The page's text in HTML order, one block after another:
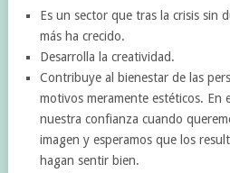
Es un sector que tras la crisis sin
más ha crecido.
Desarrolla la creatividad.
Contribuye al bienestar de las
motivos meramente estéticos. En
nuestra confianza cuando
imagen y esperamos que los
hagan sentir bien.